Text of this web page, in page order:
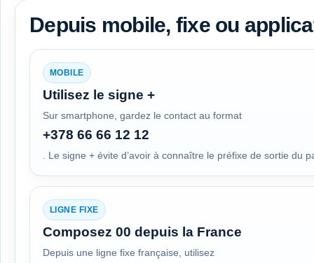
Depuis mobile, fixe ou
MOBILE
Utilisez le signe +
Sur smartphone, gardez le contact au format
+378 66 66 12 12
. Le signe + évite d’avoir à connaître le préfixe de sortie du
LIGNE FIXE
Composez 00 depuis la France
Depuis une ligne fixe française, utilisez